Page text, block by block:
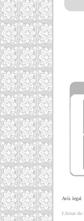
Avís legal
Llistat de